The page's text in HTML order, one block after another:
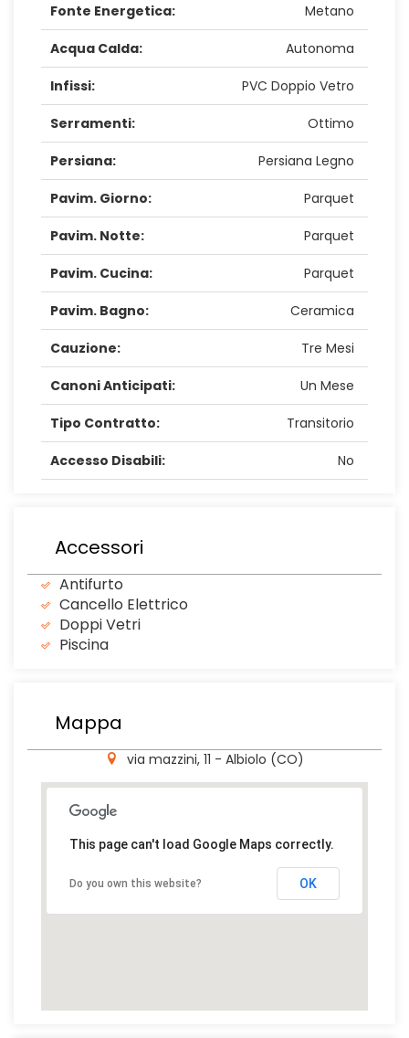
Fonte Energetica: Metano
Acqua Calda: Autonoma
Infissi: PVC Doppio Vetro
Serramenti: Ottimo
Persiana: Persiana Legno
Pavim. Giorno: Parquet
Pavim. Notte: Parquet
Pavim. Cucina: Parquet
Pavim. Bagno: Ceramica
Cauzione: Tre Mesi
Canoni Anticipati: Un Mese
Tipo Contratto: Transitorio
Accesso Disabili: No
Accessori
Antifurto
Cancello Elettrico
Doppi Vetri
Piscina
Mappa
via mazzini, 11 - Albiolo (CO)
This page can't load Google Maps correctly.
Do you own this website? OK